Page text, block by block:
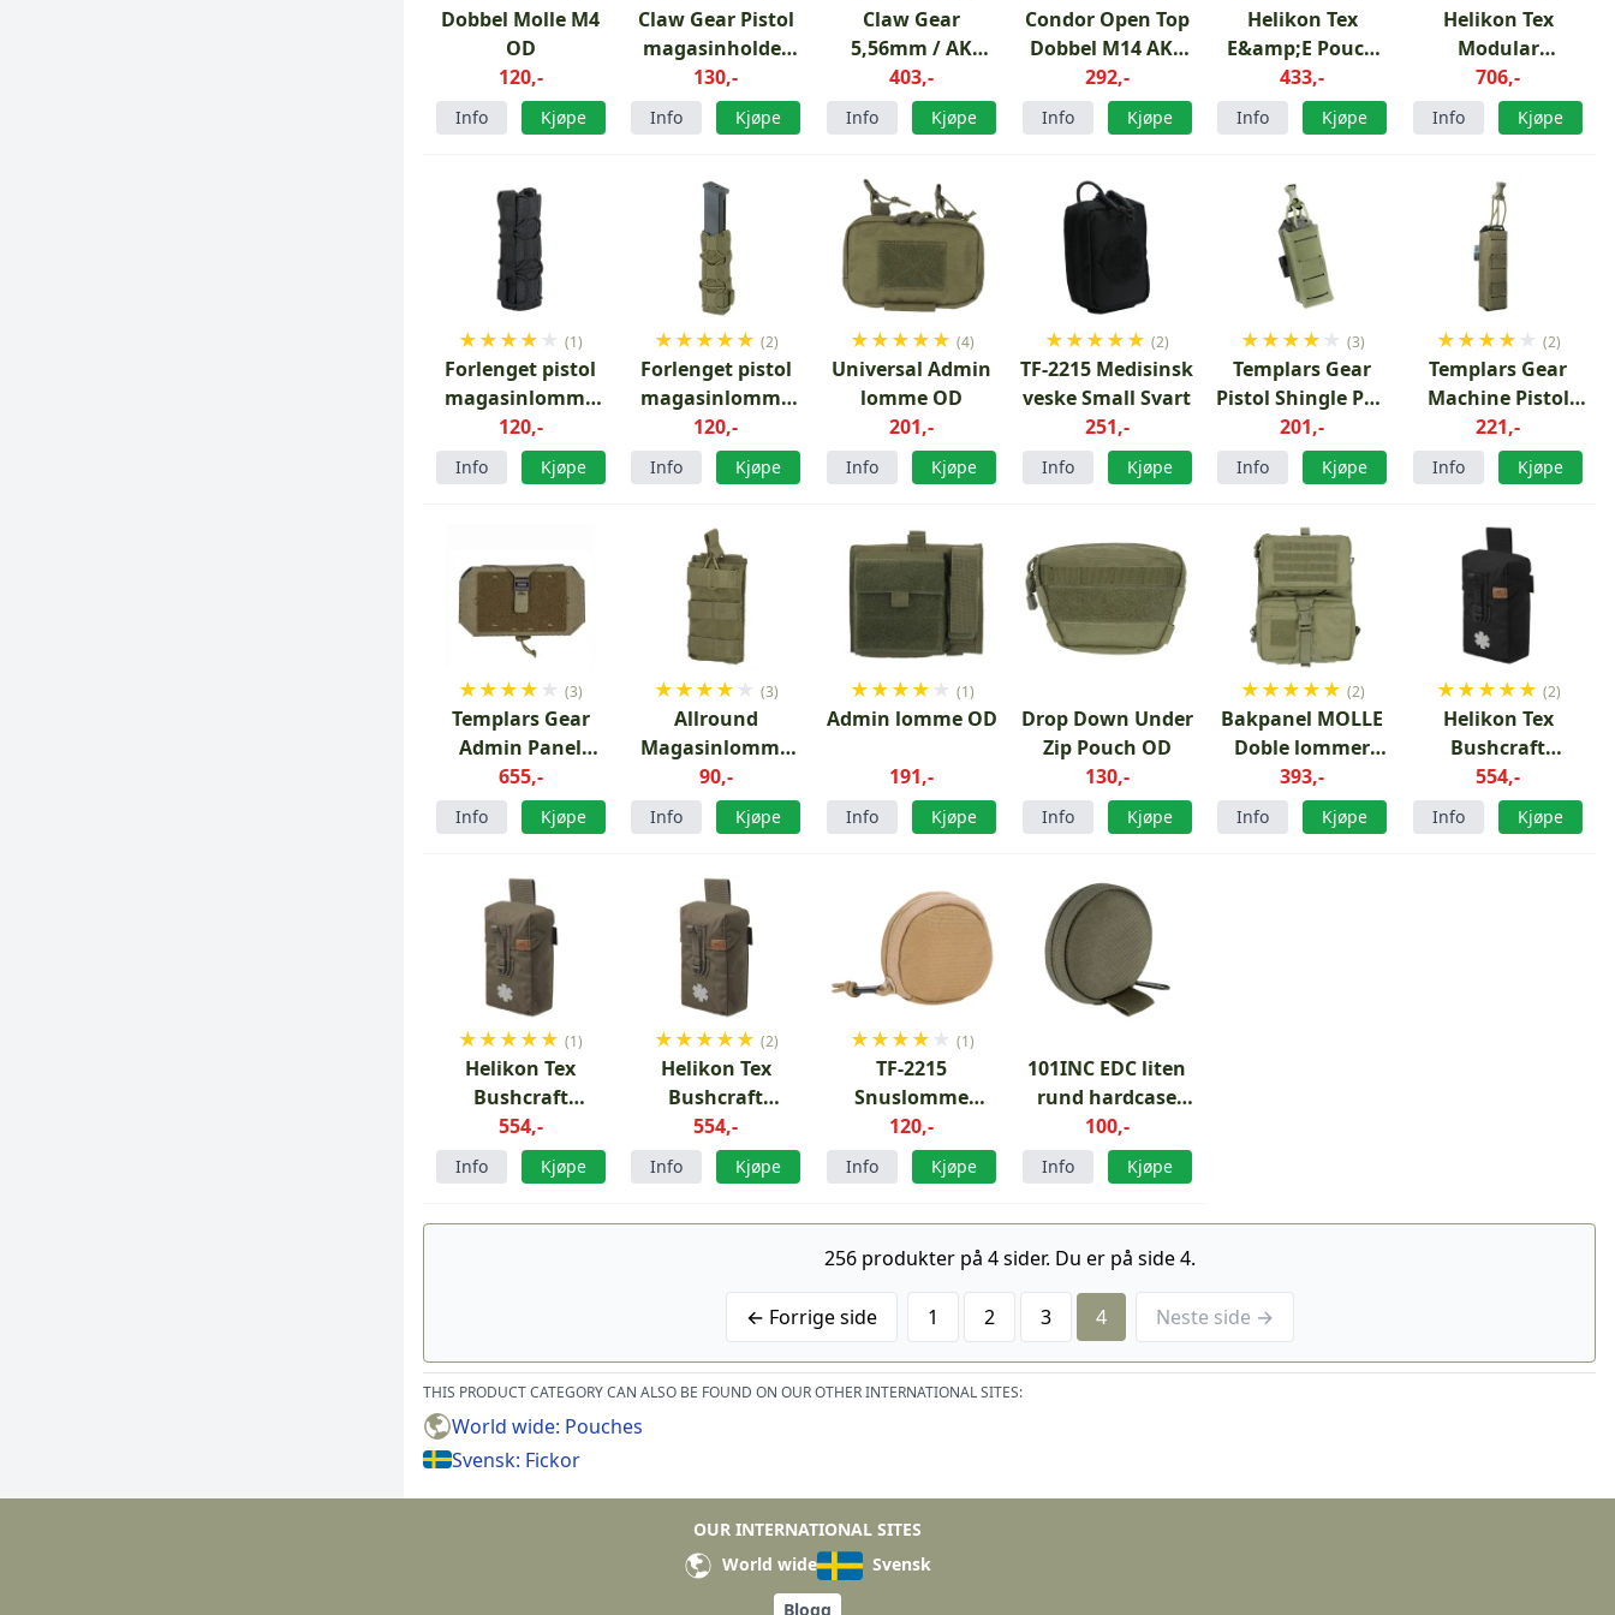
Dobbel Molle M4
OD
120,-
Info Kjøpe
Claw Gear Pistol
magasinholder
RAL7013
130,-
Info Kjøpe
Claw Gear
5,56mm / AK
Dobbel
Speedpouch LC
RAL7013
403,-
Info Kjøpe
Condor Open Top
Dobbel M14 AK4
G3 AK5C Sort
292,-
Info Kjøpe
Helikon Tex
E&amp;E Pouch
Desert Night
Camo
433,-
Info Kjøpe
Helikon Tex
Modular
Individual With
Kit Pouch Green
706,-
Info Kjøpe
★★★★ ★ (1)
Forlenget pistol
magasinlomme
SMG Black
120,-
Info Kjøpe
★★★★★ (2)
Forlenget pistol
magasinlomme
SMG OD
120,-
Info Kjøpe
★★★★★ (4)
Universal Admin
lomme OD
201,-
Info Kjøpe
★★★★★ (2)
TF-2215 Medisinsk
veske Small Svart
251,-
Info Kjøpe
★★★★ ★ (3)
Templars Gear
Pistol Shingle PDS
GEN5 Ranger
Green
201,-
Info Kjøpe
★★★★ ★ (2)
Templars Gear
Machine Pistol
Shingle SLIM
GEN5 Ranger
Green
221,-
Info Kjøpe
★★★★ ★ (3)
Templars Gear
Admin Panel
Astrolabe GEN 2
Ranger Green
655,-
Info Kjøpe
★★★★ ★ (3)
Allround
Magasinlomme
Grønn Open Top
5,56 mm
90,-
Info Kjøpe
★★★★ ★ (1)
Admin lomme OD
191,-
Info Kjøpe
Drop Down Under
Zip Pouch OD
130,-
Info Kjøpe
★★★★★ (2)
Bakpanel MOLLE
Doble lommer
Grønn
393,-
Info Kjøpe
★★★★★ (2)
Helikon Tex
Bushcraft
førstehjelpssett
svart
554,-
Info Kjøpe
★★★★★ (1)
Helikon Tex
Bushcraft
førstehjelpssett
RAL 7013
554,-
Info Kjøpe
★★★★★ (2)
Helikon Tex
Bushcraft
førstehjelpssett
Jord Brun/Cl
554,-
Info Kjøpe
★★★★ ★ (1)
TF-2215
Snuslomme
Coyote
120,-
Info Kjøpe
101INC EDC liten
rund hardcase
grønn
100,-
Info Kjøpe
256 produkter på 4 sider. Du er på side 4.
← Forrige side 1 2 3 4 Neste side →
THIS PRODUCT CATEGORY CAN ALSO BE FOUND ON OUR OTHER INTERNATIONAL SITES:
World wide: Pouches
Svensk: Fickor
OUR INTERNATIONAL SITES
World wide
Svensk
Blogg